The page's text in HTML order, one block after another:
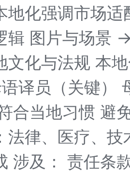
地化强调市场
辑 图片与场景
文化与法规 本
译员（关键）
合当地习惯 避
法律、医疗、
涉及： 责任条